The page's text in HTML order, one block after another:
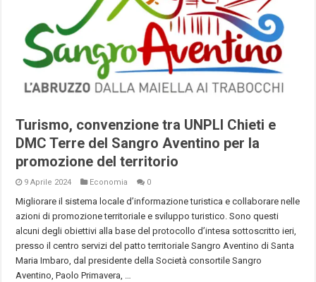
Turismo, convenzione tra UNPLI Chieti e
DMC Terre del Sangro Aventino per la
promozione del territorio
9 Aprile 2024 Economia 0
Migliorare il sistema locale d’informazione turistica e collaborare nelle
azioni di promozione territoriale e sviluppo turistico. Sono questi
alcuni degli obiettivi alla base del protocollo d’intesa sottoscritto ieri,
presso il centro servizi del patto territoriale Sangro Aventino di Santa
Maria Imbaro, dal presidente della Società consortile Sangro
Aventino, Paolo Primavera, …